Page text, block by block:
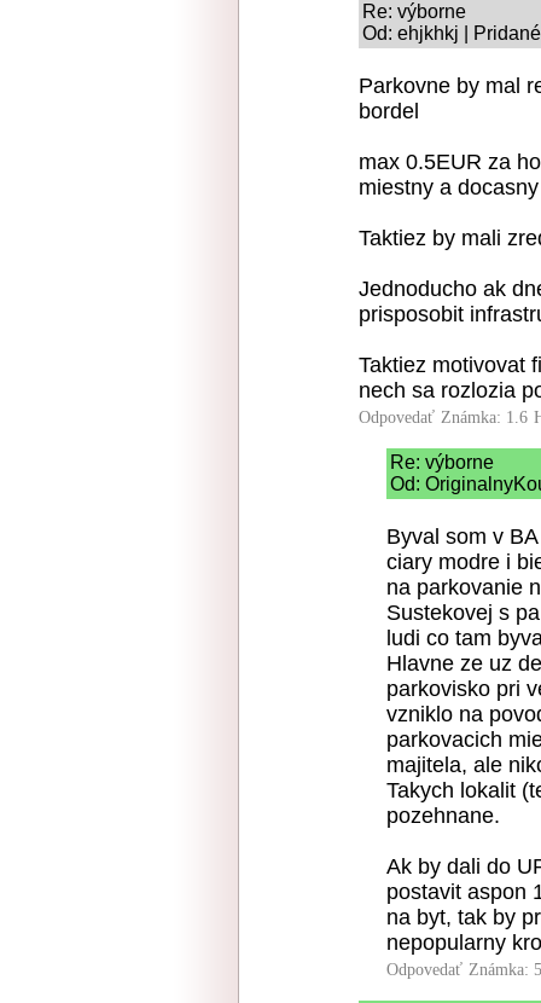
Re: výborne
Od: ehjkhkj |
Parkovne by mal
bordel
max 0.5EUR za
miestny a
Taktiez by mali
Jednoducho ak
prisposobit
Taktiez motivovat
nech sa rozlozia
Odpovedať Známka: 1.6
Re: výborne
Od:
Byval som v
ciary modre i
na parkovanie
Sustekovej s
ludi co tam
Hlavne ze uz
parkovisko pri
vzniklo na
parkovacich
majitela, ale
Takych lokalit
pozehnane.
Ak by dali do
postavit aspon
na byt, tak by
nepopularny
Odpovedať Známka: